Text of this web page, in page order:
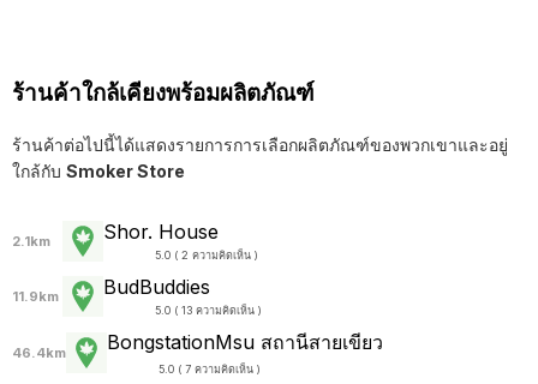
ร้านค้าใกล้เคียงพร้อมผลิตภัณฑ์
ร้านค้าต่อไปนี้ได้แสดงรายการการเลือกผลิตภัณฑ์ของพวกเขาและอยู่
ใกล้กับ Smoker Store
2.1km Shor. House
5.0 ( 2 ความคิดเห็น )
11.9km BudBuddies
5.0 ( 13 ความคิดเห็น )
46.4km BongstationMsu สถานีสายเขียว
5.0 ( 7 ความคิดเห็น )